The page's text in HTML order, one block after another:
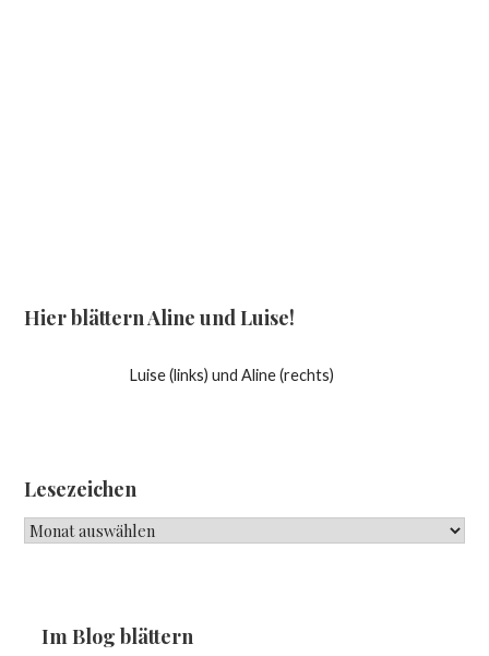
Hier blättern Aline und Luise!
Luise (links) und Aline (rechts)
Lesezeichen
Lesezeichen
Im Blog blättern